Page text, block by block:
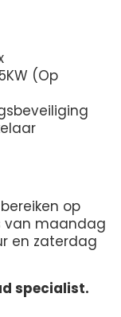
(Op
op
van maandag
en zaterdag
specialist.